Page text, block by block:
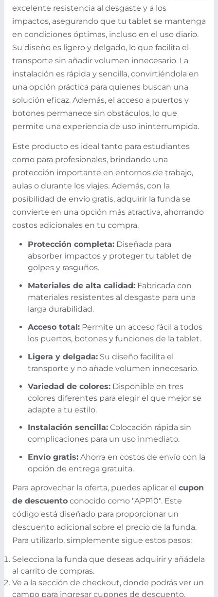
excelente resistencia al desgaste y a los
impactos, asegurando que tu tablet se mantenga
en condiciones óptimas, incluso en el uso diario.
Su diseño es ligero y delgado, lo que facilita el
transporte sin añadir volumen innecesario. La
instalación es rápida y sencilla, convirtiéndola en
una opción práctica para quienes buscan una
solución eficaz. Además, el acceso a puertos y
botones permanece sin obstáculos, lo que
permite una experiencia de uso ininterrumpida.
Este producto es ideal tanto para estudiantes
como para profesionales, brindando una
protección importante en entornos de trabajo,
aulas o durante los viajes. Además, con la
posibilidad de envío gratis, adquirir la funda se
convierte en una opción más atractiva, ahorrando
costos adicionales en tu compra.
Protección completa: Diseñada para
absorber impactos y proteger tu tablet de
golpes y rasguños.
Materiales de alta calidad: Fabricada con
materiales resistentes al desgaste para una
larga durabilidad.
Acceso total: Permite un acceso fácil a todos
los puertos, botones y funciones de la tablet.
Ligera y delgada: Su diseño facilita el
transporte y no añade volumen innecesario.
Variedad de colores: Disponible en tres
colores diferentes para elegir el que mejor se
adapte a tu estilo.
Instalación sencilla: Colocación rápida sin
complicaciones para un uso inmediato.
Envío gratis: Ahorra en costos de envío con la
opción de entrega gratuita.
Para aprovechar la oferta, puedes aplicar el cupon
de descuento conocido como "APP10". Este
código está diseñado para proporcionar un
descuento adicional sobre el precio de la funda.
Para utilizarlo, simplemente sigue estos pasos:
Selecciona la funda que deseas adquirir y añádela
al carrito de compras.
Ve a la sección de checkout, donde podrás ver un
campo para ingresar cupones de descuento.